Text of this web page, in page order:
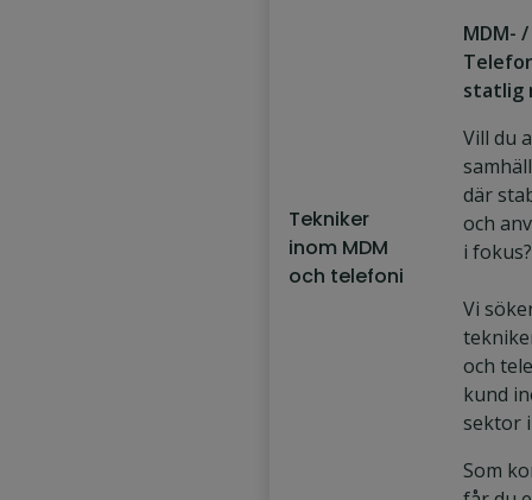
Tekniker
inom MDM
och telefoni
MDM- /
statlig
Vill du
där
och
i fokus?
Vi
och
kund
sektor
Som